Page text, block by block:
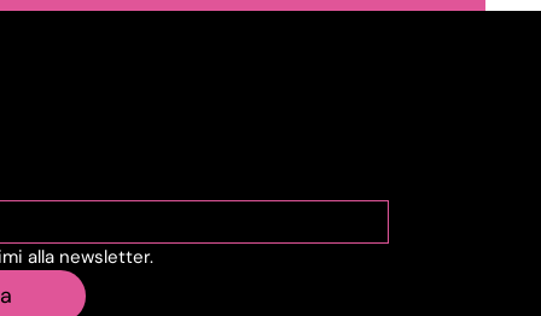
novità in arrivo
STEVE HACKETT - THE
ROARING WAVES
novità in arrivo
alla newsletter.